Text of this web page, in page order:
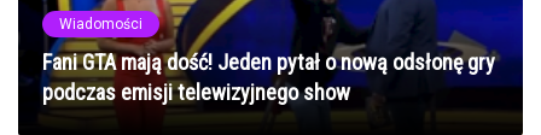
Wiadomości
Fani GTA mają dość! Jeden pytał o nową odsłonę gry
podczas emisji telewizyjnego show